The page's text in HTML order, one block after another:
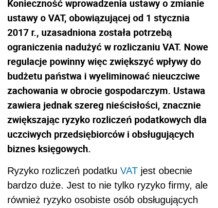
Konieczność wprowadzenia ustawy o zmianie
ustawy o VAT, obowiązującej od 1 stycznia
2017 r., uzasadniona została potrzebą
ograniczenia nadużyć w rozliczaniu VAT. Nowe
regulacje powinny więc zwiększyć wpływy do
budżetu państwa i wyeliminować nieuczciwe
zachowania w obrocie gospodarczym. Ustawa
zawiera jednak szereg nieścisłości, znacznie
zwiększając ryzyko rozliczeń podatkowych dla
uczciwych przedsiębiorców i obsługujących
biznes księgowych.
Ryzyko rozliczeń podatku VAT jest obecnie
bardzo duże. Jest to nie tylko ryzyko firmy, ale
również ryzyko osobiste osób obsługujących